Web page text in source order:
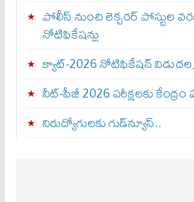
పోలీస్ నుంచి లెక్చరర్ పోస్టుల
నోటిఫికేషన్లు
క్యాట్-2026 నోటిఫికేషన్
నీట్-పీజీ 2026 పరీక్షలకు కేంద్రం
నిరుద్యోగులకు గుడ్‌న్యూస్..